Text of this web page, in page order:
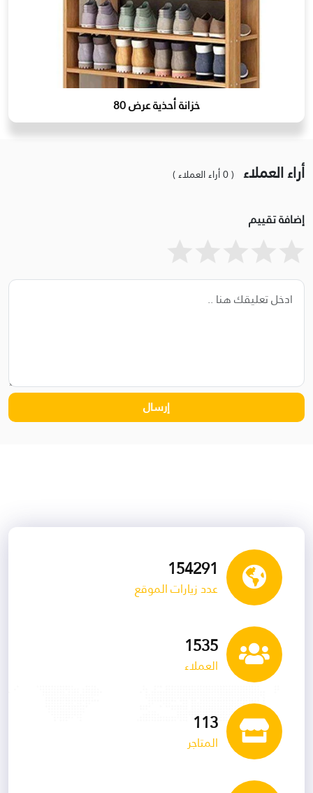
خزانة أحذية عرض 80
أراء العملاء ( 0 أراء العملاء )
إضافة تقييم
154291
عدد زيارات الموقع
1535
العملاء
113
المتاجر